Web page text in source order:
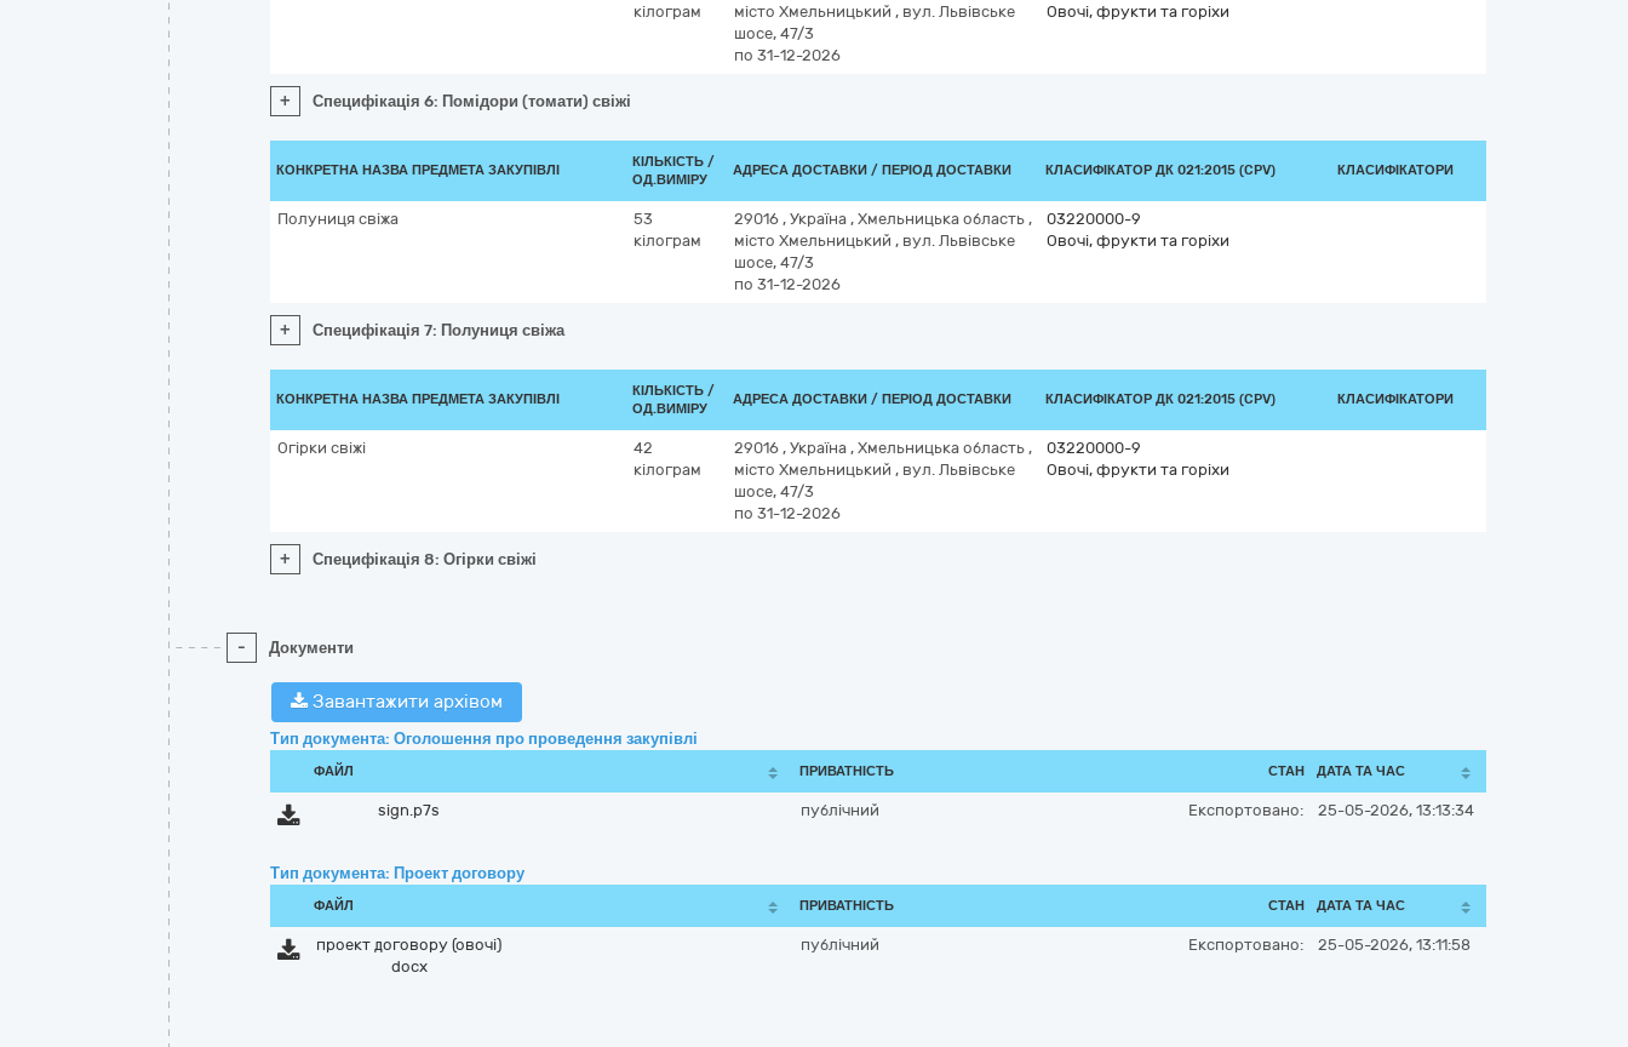
кілограм
місто Хмельницький , вул. Львівське
шосе, 47/3
по 31-12-2026
Овочі, фрукти та горіхи
+ Специфікація 6: Помідори (томати) свіжі
КОНКРЕТНА НАЗВА ПРЕДМЕТА ЗАКУПІВЛІ
КІЛЬКІСТЬ /
ОД.ВИМІРУ
АДРЕСА ДОСТАВКИ / ПЕРІОД ДОСТАВКИ КЛАСИФІКАТОР ДК 021:2015 (CPV) КЛАСИФІКАТОРИ
Полуниця свіжа
53
кілограм
29016 , Україна , Хмельницька область ,
місто Хмельницький , вул. Львівське
шосе, 47/3
по 31-12-2026
03220000-9
Овочі, фрукти та горіхи
+ Специфікація 7: Полуниця свіжа
КОНКРЕТНА НАЗВА ПРЕДМЕТА ЗАКУПІВЛІ
КІЛЬКІСТЬ /
ОД.ВИМІРУ
АДРЕСА ДОСТАВКИ / ПЕРІОД ДОСТАВКИ КЛАСИФІКАТОР ДК 021:2015 (CPV) КЛАСИФІКАТОРИ
Огірки свіжі
42
кілограм
29016 , Україна , Хмельницька область ,
місто Хмельницький , вул. Львівське
шосе, 47/3
по 31-12-2026
03220000-9
Овочі, фрукти та горіхи
+ Специфікація 8: Огірки свіжі
- Документи
Завантажити архівом
Тип документа: Оголошення про проведення закупівлі
ФАЙЛ ПРИВАТНІСТЬ СТАН ДАТА ТА ЧАС
sign.p7s публічний Експортовано: 25-05-2026, 13:13:34
Тип документа: Проект договору
ФАЙЛ ПРИВАТНІСТЬ СТАН ДАТА ТА ЧАС
проект договору (овочі)
docx
публічний Експортовано: 25-05-2026, 13:11:58